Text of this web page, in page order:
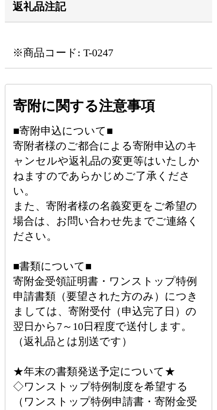
返礼品注記
※商品コード: T-0247
寄附に関する注意事項
■寄附申込について■
寄附者様のご都合による寄附申込のキ
ャンセルや返礼品の変更等はいたしか
ねますのであらかじめご了承くださ
い。
また、寄附者様の名義変更をご希望の
場合は、お問い合わせ先までご連絡く
ださい。
■書類について■
寄附金受領証明書・ワンストップ特例
申請書類（要望された方のみ）につき
ましては、寄附受付（申込完了日）の
翌日から7～10日程度で送付します。
（返礼品とは別送です）
★年末の書類発送予定について★
◇ワンストップ特例制度を希望する
（ワンストップ特例申請書・寄附金受